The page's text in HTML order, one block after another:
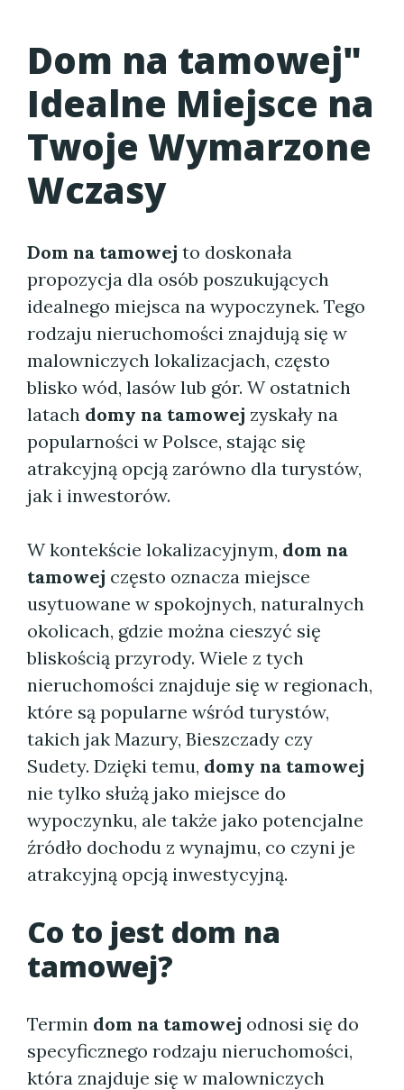
Dom na tamowej"
Idealne Miejsce na
Twoje Wymarzone
Wczasy
Dom na tamowej to doskonała
propozycja dla osób poszukujących
idealnego miejsca na wypoczynek. Tego
rodzaju nieruchomości znajdują się w
malowniczych lokalizacjach, często
blisko wód, lasów lub gór. W ostatnich
latach domy na tamowej zyskały na
popularności w Polsce, stając się
atrakcyjną opcją zarówno dla turystów,
jak i inwestorów.
W kontekście lokalizacyjnym, dom na
tamowej często oznacza miejsce
usytuowane w spokojnych, naturalnych
okolicach, gdzie można cieszyć się
bliskością przyrody. Wiele z tych
nieruchomości znajduje się w regionach,
które są popularne wśród turystów,
takich jak Mazury, Bieszczady czy
Sudety. Dzięki temu, domy na tamowej
nie tylko służą jako miejsce do
wypoczynku, ale także jako potencjalne
źródło dochodu z wynajmu, co czyni je
atrakcyjną opcją inwestycyjną.
Co to jest dom na
tamowej?
Termin dom na tamowej odnosi się do
specyficznego rodzaju nieruchomości,
która znajduje się w malowniczych